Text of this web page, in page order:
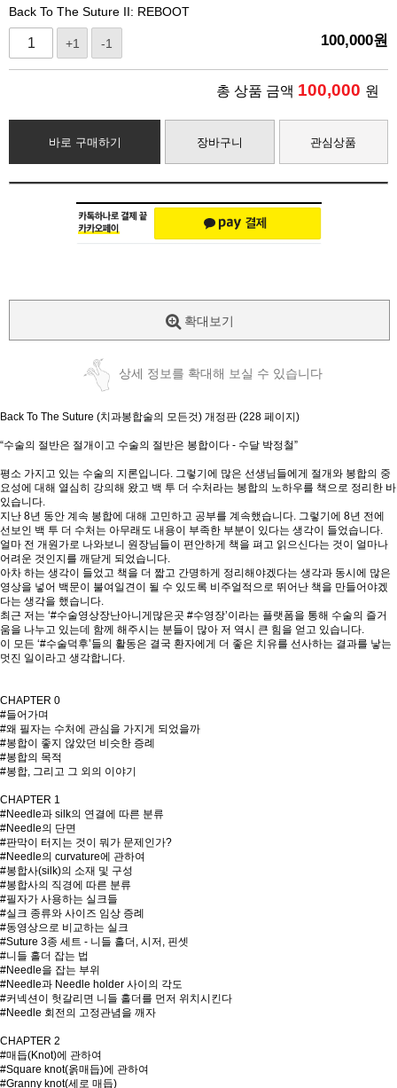
Back To The Suture II: REBOOT
+1 -1 100,000원
총 상품 금액 100,000 원
바로 구매하기 장바구니 관심상품
확대보기
상세 정보를 확대해 보실 수 있습니다
Back To The Suture (치과봉합술의 모든것) 개정판 (228 페이지)
“수술의 절반은 절개이고 수술의 절반은 봉합이다 - 수달 박정철”
평소 가지고 있는 수술의 지론입니다. 그렇기에 많은 선생님들에게 절개와 봉합의 중
요성에 대해 열심히 강의해 왔고 백 투 더 수처라는 봉합의 노하우를 책으로 정리한 바
있습니다.
지난 8년 동안 계속 봉합에 대해 고민하고 공부를 계속했습니다. 그렇기에 8년 전에
선보인 백 투 더 수처는 아무래도 내용이 부족한 부분이 있다는 생각이 들었습니다.
얼마 전 개원가로 나와보니 원장님들이 편안하게 책을 펴고 읽으신다는 것이 얼마나
어려운 것인지를 깨닫게 되었습니다.
아차 하는 생각이 들었고 책을 더 짧고 간명하게 정리해야겠다는 생각과 동시에 많은
영상을 넣어 백문이 불여일견이 될 수 있도록 비주얼적으로 뛰어난 책을 만들어야겠
다는 생각을 했습니다.
최근 저는 ‘#수술영상장난아니게많은곳 #수영장’이라는 플랫폼을 통해 수술의 즐거
움을 나누고 있는데 함께 해주시는 분들이 많아 저 역시 큰 힘을 얻고 있습니다.
이 모든 ‘#수술덕후’들의 활동은 결국 환자에게 더 좋은 치유를 선사하는 결과를 낳는
멋진 일이라고 생각합니다.
CHAPTER 0
#들어가며
#왜 필자는 수처에 관심을 가지게 되었을까
#봉합이 좋지 않았던 비슷한 증례
#봉합의 목적
#봉합, 그리고 그 외의 이야기
CHAPTER 1
#Needle과 silk의 연결에 따른 분류
#Needle의 단면
#판막이 터지는 것이 뭐가 문제인가?
#Needle의 curvature에 관하여
#봉합사(silk)의 소재 및 구성
#봉합사의 직경에 따른 분류
#필자가 사용하는 실크들
#실크 종류와 사이즈 임상 증례
#동영상으로 비교하는 실크
#Suture 3종 세트 - 니들 홀더, 시저, 핀셋
#니들 홀더 잡는 법
#Needle을 잡는 부위
#Needle과 Needle holder 사이의 각도
#커넥션이 헛갈리면 니들 홀더를 먼저 위치시킨다
#Needle 회전의 고정관념을 깨자
CHAPTER 2
#매듭(Knot)에 관하여
#Square knot(옭매듭)에 관하여
#Granny knot(세로 매듭)